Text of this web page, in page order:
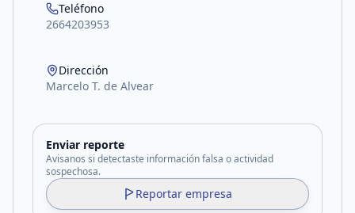
Teléfono
2664203953
Dirección
Marcelo T. de Alvear
Enviar reporte
Avisanos si detectaste información falsa o actividad
sospechosa.
Reportar empresa